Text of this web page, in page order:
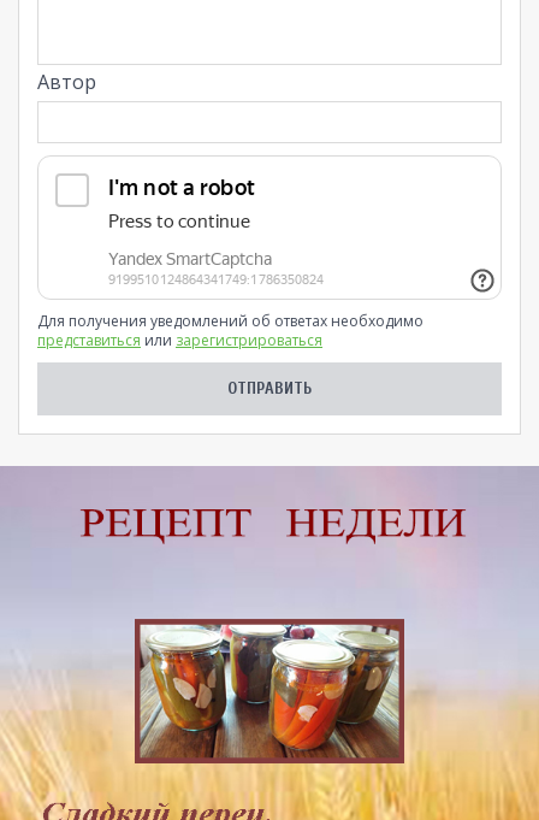
Автор
Для получения уведомлений об ответах необходимо
представиться или зарегистрироваться